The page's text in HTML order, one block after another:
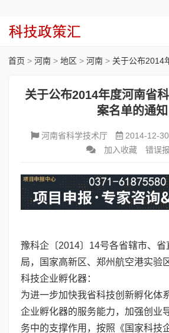
首页 > 河南 > 地区 > 河南 > 关于公布2014年度河
关于公布2014年度河南省
案名单的通知
河南省科学技术厅 2014-12-30
加入收藏
错误
豫科企〔2014〕14号各省辖市、省
局，国家高新区、郑州航空港实验
科技企业孵化器：
为进一步加快我省科技创新孵化体
企业孵化器的服务能力，加强创业
务中的支撑作用，按照《国家科技